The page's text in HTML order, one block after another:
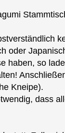
oder
haben, so
Kneipe).
dass